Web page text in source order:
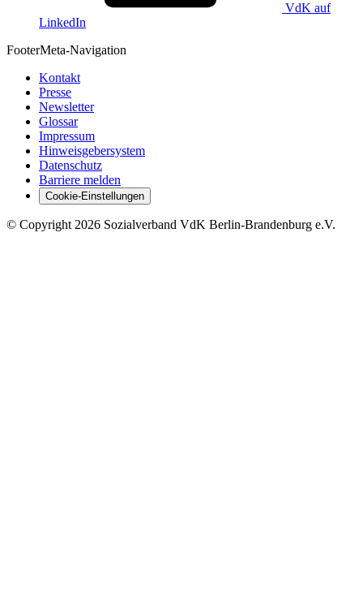
VdK auf
LinkedIn
FooterMeta-Navigation
Kontakt
Presse
Newsletter
Glossar
Impressum
Hinweisgebersystem
Datenschutz
Barriere melden
Cookie-Einstellungen
© Copyright 2026 Sozialverband VdK Berlin-Brandenburg e.V.